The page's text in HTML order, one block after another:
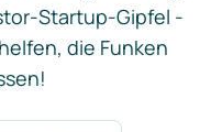
Startup-Gipfel -
die Funken